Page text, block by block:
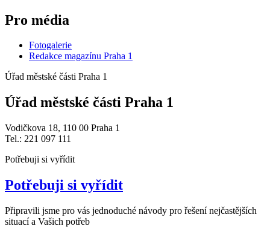
Pro média
Fotogalerie
Redakce magazínu Praha 1
Úřad městské části Praha 1
Úřad městské části Praha 1
Vodičkova 18, 110 00 Praha 1
Tel.: 221 097 111
Potřebuji si vyřídit
Potřebuji si vyřídit
Připravili jsme pro vás jednoduché návody pro řešení nejčastějších
situací a Vašich potřeb